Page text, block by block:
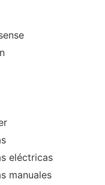
eléctricas
manuales